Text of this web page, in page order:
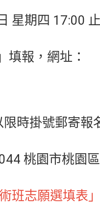
星期四 17:00
填報，網址：
時掛號郵寄報
桃園市桃園
班志願選填表